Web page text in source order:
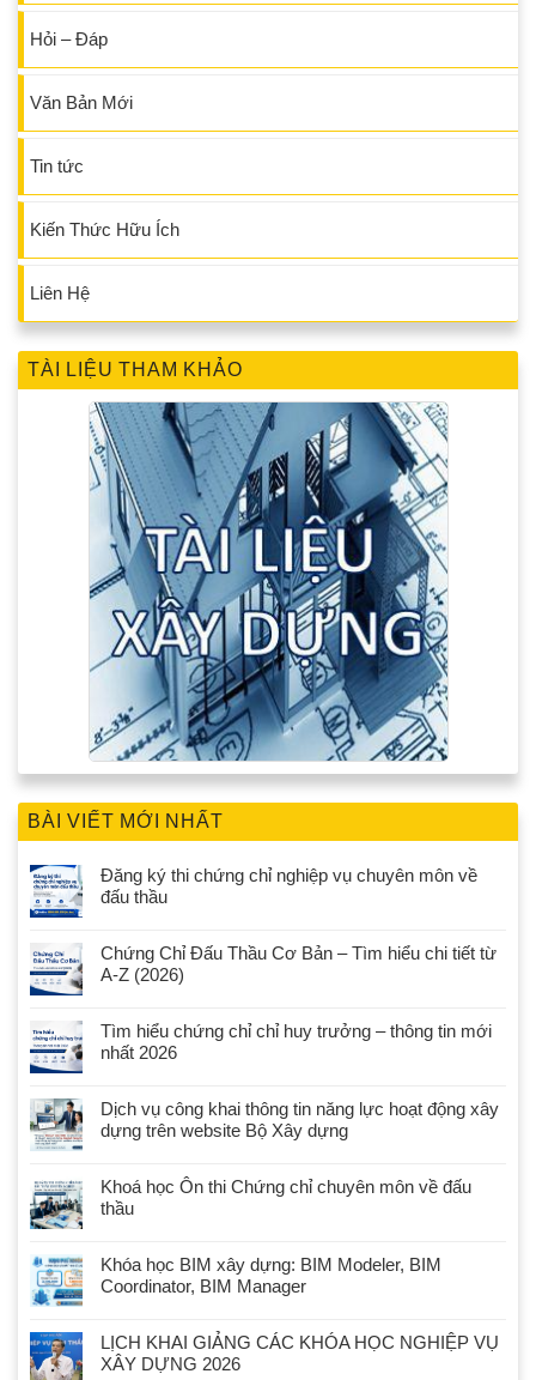
Hỏi – Đáp
Văn Bản Mới
Tin tức
Kiến Thức Hữu Ích
Liên Hệ
TÀI LIỆU THAM KHẢO
BÀI VIẾT MỚI NHẤT
Đăng ký thi chứng chỉ nghiệp vụ chuyên môn về
đấu thầu
Chứng Chỉ Đấu Thầu Cơ Bản – Tìm hiểu chi tiết từ
A-Z (2026)
Tìm hiểu chứng chỉ chỉ huy trưởng – thông tin mới
nhất 2026
Dịch vụ công khai thông tin năng lực hoạt động xây
dựng trên website Bộ Xây dựng
Khoá học Ôn thi Chứng chỉ chuyên môn về đấu
thầu
Khóa học BIM xây dựng: BIM Modeler, BIM
Coordinator, BIM Manager
LỊCH KHAI GIẢNG CÁC KHÓA HỌC NGHIỆP VỤ
XÂY DỰNG 2026